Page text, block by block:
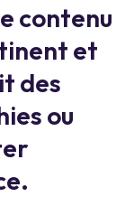
contenu
et
des
ou